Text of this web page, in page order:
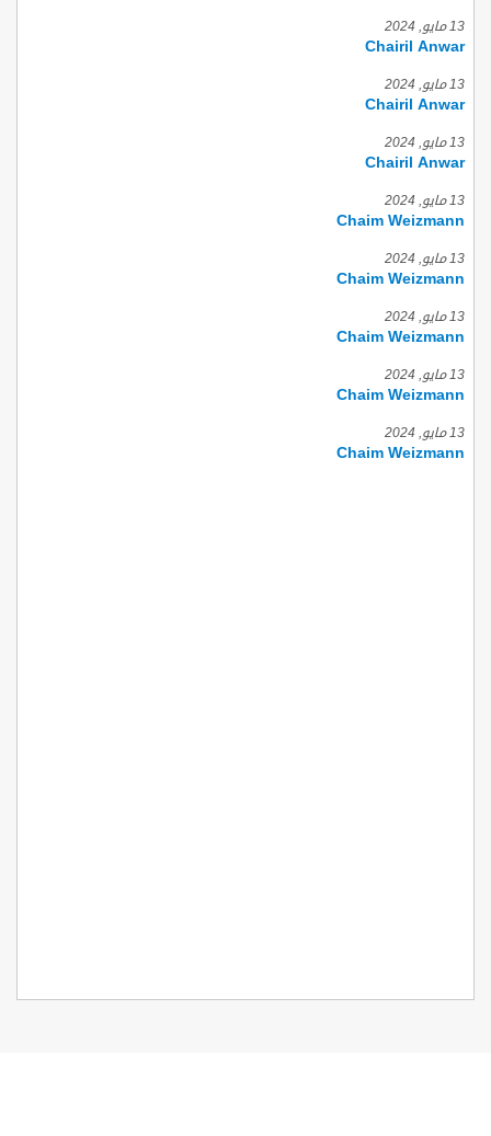
13 مايو, 2024
Chairil Anwar
13 مايو, 2024
Chairil Anwar
13 مايو, 2024
Chairil Anwar
13 مايو, 2024
Chaim Weizmann
13 مايو, 2024
Chaim Weizmann
13 مايو, 2024
Chaim Weizmann
13 مايو, 2024
Chaim Weizmann
13 مايو, 2024
Chaim Weizmann